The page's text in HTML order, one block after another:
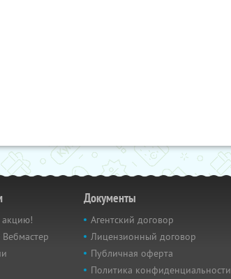
акцию!
Вебмастер
Документы
Агентский договор
Лицензионный договор
Публичная оферта
Политика конфиденциальности